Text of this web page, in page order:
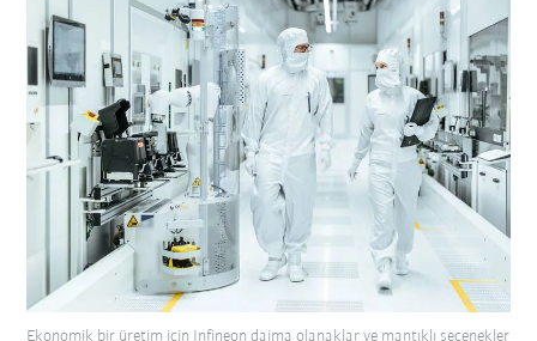
Ekonomik bir üretim için Infineon daima olanaklar ve mantıklı seçenekler